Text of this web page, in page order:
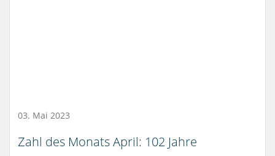
03. Mai 2023
Zahl des Monats April: 102 Jahre